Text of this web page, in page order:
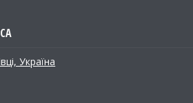
Україна